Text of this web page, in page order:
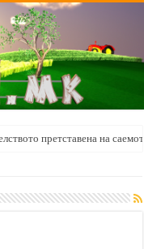
претставена на